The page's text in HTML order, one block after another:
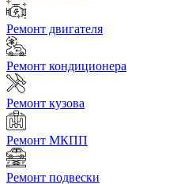
Ремонт двигателя
Ремонт кондиционера
Ремонт кузова
Ремонт МКПП
Ремонт подвески